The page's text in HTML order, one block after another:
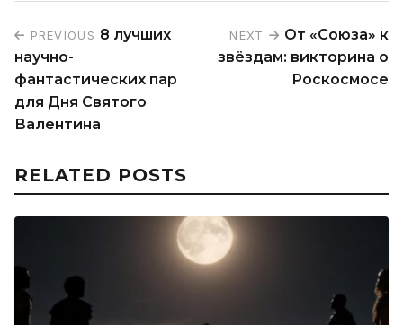
PREVIOUS 8 лучших
научно-
фантастических пар
для Дня Святого
Валентина
NEXT
От «Союза» к
звёздам: викторина о
Роскосмосе
RELATED POSTS